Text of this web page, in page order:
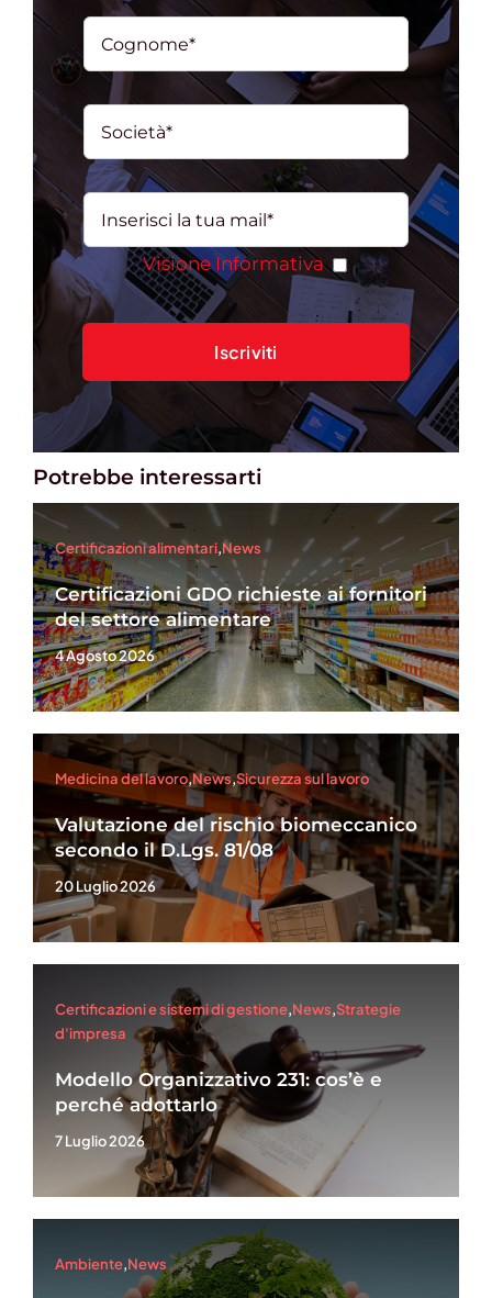
Visione Informativa
Potrebbe interessarti
Certificazioni alimentari,News
Certificazioni GDO richieste ai fornitori
del settore alimentare
4 Agosto 2026
Medicina del lavoro,News,Sicurezza sul lavoro
Valutazione del rischio biomeccanico
secondo il D.Lgs. 81/08
20 Luglio 2026
Certificazioni e sistemi di gestione,News,Strategie
d'impresa
Modello Organizzativo 231: cos’è e
perché adottarlo
7 Luglio 2026
Ambiente,News